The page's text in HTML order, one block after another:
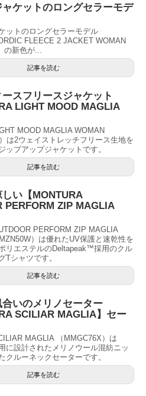
ケットのロングセラーモデ
ットのロングセラーモデル
FLEECE 2 JACKET WOMAN
の新色が...
記事を読む
スフリースジャケット
LIGHT MOOD MAGLIA
MOOD MAGLIA WOMAN
は2ウェイストレッチフリース生地を
ップアップジャケットです。
記事を読む
い【MONTURA
PERFORM ZIP MAGLIA
PERFORM ZIP MAGLIA
）は優れたUV保護と速乾性を
リエステルのDeltapeak™採用のクル
Tシャツです。
記事を読む
合いのメリノセーター
SCILIAR MAGLIA】セー
MAGLIA （MMGC76X）は
に設計されたメリノウール混紡ニッ
クルーネックセーターです。
記事を読む